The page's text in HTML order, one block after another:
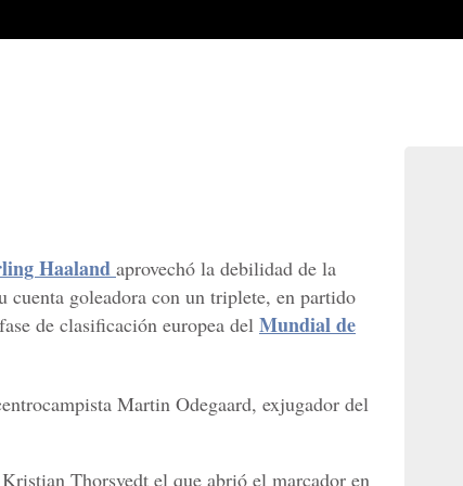
Haaland aprovechó la debilidad de la
cuenta goleadora con un triplete, en partido
de clasificación europea del Mundial de
Martin Odegaard, exjugador del
Thorsvedt el que abrió el marcador en